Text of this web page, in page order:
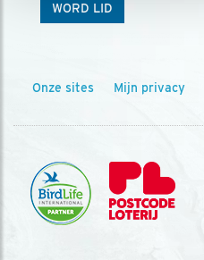
WORD LID
Onze sites Mijn privacy